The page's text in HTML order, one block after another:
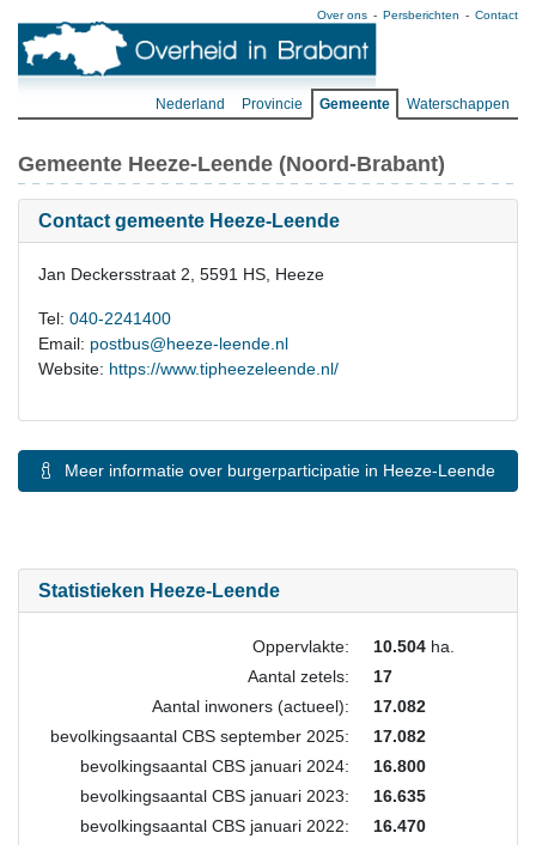
Over ons Persberichten Contact
Nederland Provincie Gemeente Waterschappen
Gemeente Heeze-Leende (Noord-Brabant)
Contact gemeente Heeze-Leende
Jan Deckersstraat 2, 5591 HS, Heeze
Tel: 040-2241400
Email: postbus@heeze-leende.nl
Website: https://www.tipheezeleende.nl/
Meer informatie over burgerparticipatie in Heeze-Leende
Statistieken Heeze-Leende
Oppervlakte: 10.504 ha.
Aantal zetels:
17
Aantal inwoners (actueel):
17.082
bevolkingsaantal CBS september 2025:
17.082
bevolkingsaantal CBS januari 2024:
16.800
bevolkingsaantal CBS januari 2023:
16.635
bevolkingsaantal CBS januari 2022:
16.470